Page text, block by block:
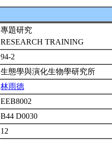
專題研究
RESEARCH TRAINING
94-2
生態學與演化生物學研究所
林雨德
EEB8002
B44 D0030
12